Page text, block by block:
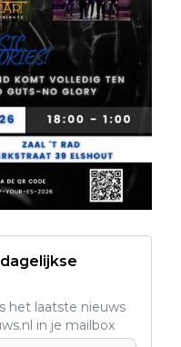
het laatste nieuws
in je mailbox